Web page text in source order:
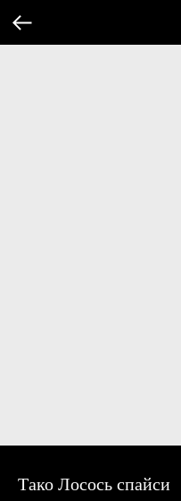
Тако Лосось спайси